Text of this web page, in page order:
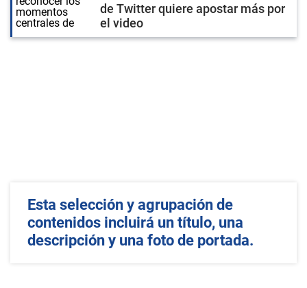
de Twitter quiere apostar más por
el video
Esta selección y agrupación de
contenidos incluirá un título, una
descripción y una foto de portada.